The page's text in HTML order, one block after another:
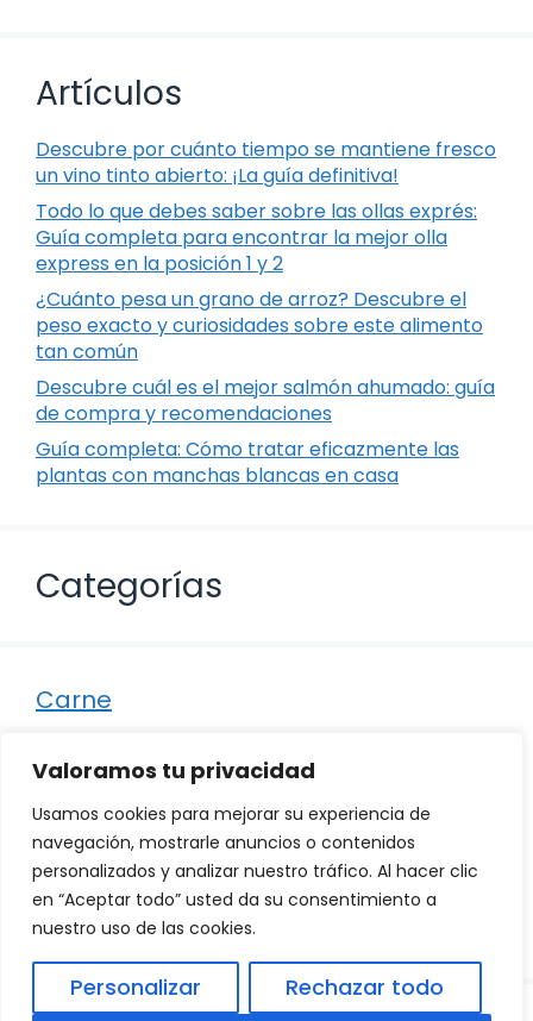
Valoramos tu privacidad
Usamos cookies para mejorar su experiencia de
navegación, mostrarle anuncios o contenidos
personalizados y analizar nuestro tráfico. Al hacer clic
en “Aceptar todo” usted da su consentimiento a
nuestro uso de las cookies.
Personalizar Rechazar todo
Artículos
Descubre por cuánto tiempo se mantiene fresco
un vino tinto abierto: ¡La guía definitiva!
Todo lo que debes saber sobre las ollas exprés:
Guía completa para encontrar la mejor olla
express en la posición 1 y 2
¿Cuánto pesa un grano de arroz? Descubre el
peso exacto y curiosidades sobre este alimento
tan común
Descubre cuál es el mejor salmón ahumado: guía
de compra y recomendaciones
Guía completa: Cómo tratar eficazmente las
plantas con manchas blancas en casa
Categorías
Carne
Otro
Pescado
Recetas